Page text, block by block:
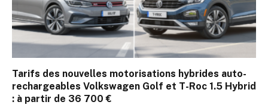
Tarifs des nouvelles motorisations hybrides auto-
rechargeables Volkswagen Golf et T-Roc 1.5 Hybrid
: à partir de 36 700 €